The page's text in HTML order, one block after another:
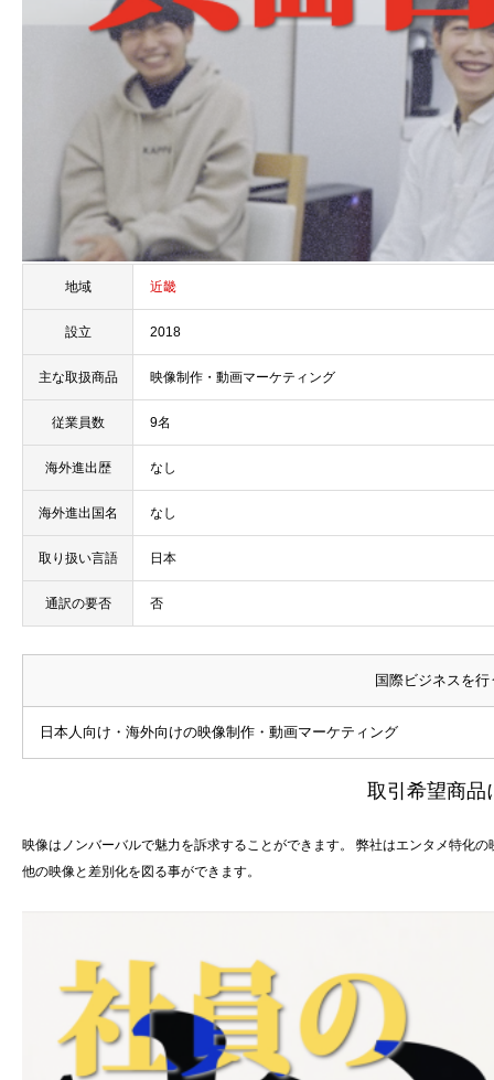
地域 近畿
設立 2018
主な取扱商品 映像制作・動画マーケティング
従業員数 9名
海外進出歴 なし
海外進出国名 なし
取り扱い言語 日本
通訳の要否 否
国際ビジネスを
日本人向け・海外向けの映像制作・動画マーケティング
取引希望商品
映像はノンバーバルで魅力を訴求することができます。 弊社はエンタメ特化
他の映像と差別化を図る事ができます。